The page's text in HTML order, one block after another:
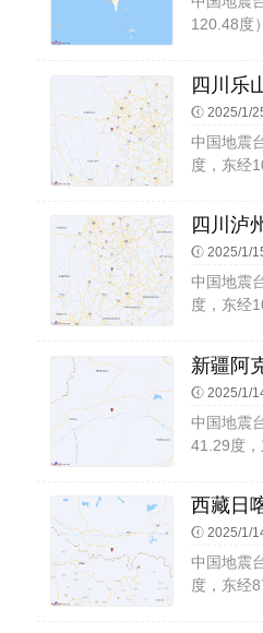
120.48度
四川乐
2025/1/
中国地震
度，东经
四川泸
2025/1/
中国地震
度，东经
新疆阿
2025/1/
中国地震
41.29度
西藏日
2025/1/
中国地震
度，东经